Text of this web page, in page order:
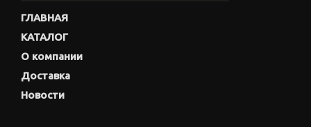
ГЛАВНАЯ
КАТАЛОГ
О компании
Доставка
Новости